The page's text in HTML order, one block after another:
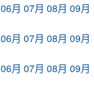
06月 07月 08月 09月
06月 07月 08月 09月
06月 07月 08月 09月